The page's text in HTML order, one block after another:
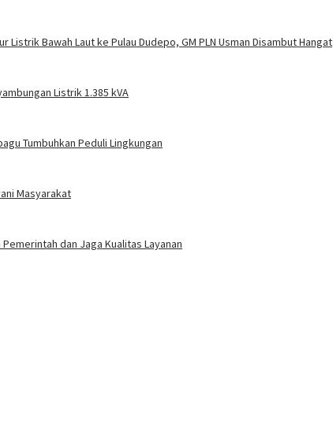
Bawah Laut ke Pulau Dudepo, GM PLN Usman Disambut Hangat
Listrik 1.385 kVA
Tumbuhkan Peduli Lingkungan
Masyarakat
dan Jaga Kualitas Layanan